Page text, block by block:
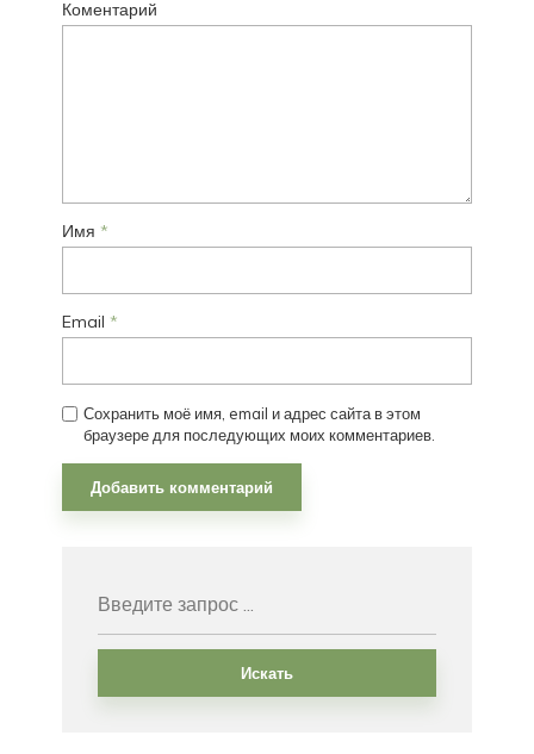
Коментарий
Имя *
Email *
Сохранить моё имя, email и адрес сайта в этом
браузере для последующих моих комментариев.
Искать